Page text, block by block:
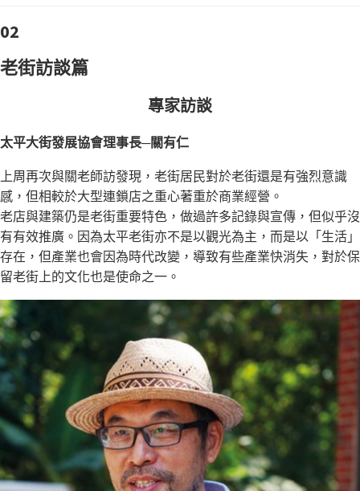
02
老街訪談篇
專家訪談
太平大街發展協會理事長─關有仁
上周再次與關老師訪發現，老街居民對於老街還是有強烈意識
感，但相較於大型連鎖店之重心著重於商業經營。
老店與建築仍是老街重要特色，做過許多記錄與宣傳，但似乎沒
有有效推廣。因為太平老街亦不是以觀光為主，而是以「生活」
存在，但產業也會因為時代改變，導致有些產業快消失，對於保
留老街上的文化也是使命之一。